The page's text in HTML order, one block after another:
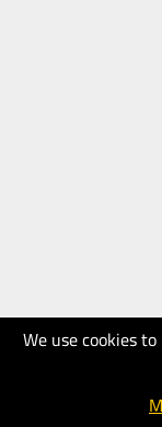
We use cookies